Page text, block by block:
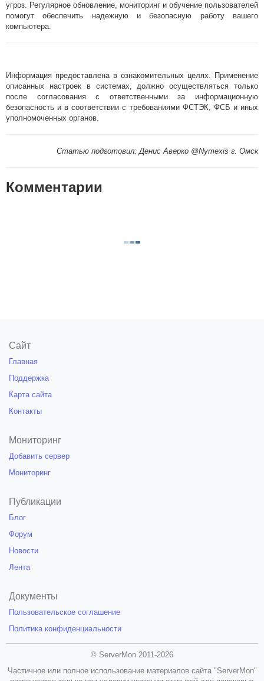
угроз. Регулярное обновление, мониторинг и обучение пользователей
помогут обеспечить надежную и безопасную работу вашего
компьютера.
Информация предоставлена в ознакомительных целях. Применение
описанных настроек в системах, должно осуществляться только
после согласования с ответственными за информационную
безопасность и в соответствии с требованиями ФСТЭК, ФСБ и иных
уполномоченных органов.
Статью подготовил: Денис Аверко @Nymexis г. Омск
Комментарии
Сайт
Главная
Поддержка
Карта сайта
Контакты
Мониторинг
Добавить сервер
Мониторинг
Публикации
Блог
Форум
Новости
Лента
Документы
Пользовательское соглашение
Политика конфиденциальности
© ServerMon 2011-2026
Частичное или полное использование материалов сайта "ServerMon"